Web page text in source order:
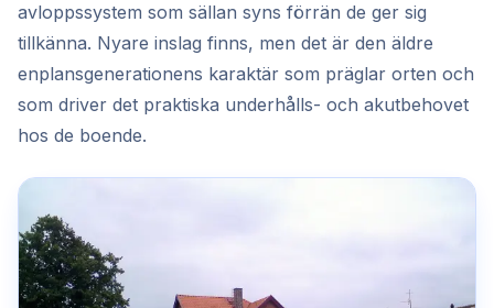
avloppssystem som sällan syns förrän de ger sig
tillkänna. Nyare inslag finns, men det är den äldre
enplansgenerationens karaktär som präglar orten och
som driver det praktiska underhålls- och akutbehovet
hos de boende.